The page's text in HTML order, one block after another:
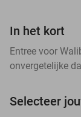
In het kort
Entree voor
onvergetelijke
Selecteer